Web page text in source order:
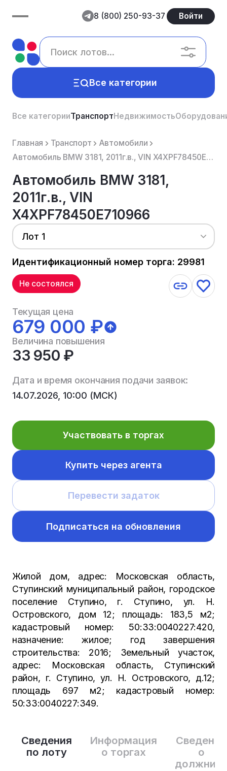
8 (800) 250-93-37 Войти
Все категории
Все категорииТранспортНедвижимость
Главная Транспорт
Автомобили
Автомобиль BMW 3181, 2011г.в., VIN X4XPF78450E710966
Автомобиль BMW 3181,
2011г.в., VIN
X4XPF78450E710966
Лот 1
Идентификационный номер торга: 29981
Сведения
по лоту
Информация
о торгах
Сведения
о
Не состоялся
Текущая цена
679 000 ₽
Величина повышения
33 950 ₽
Дата и время окончания подачи заявок:
14.07.2026, 10:00 (МСК)
Участвовать в торгах
Купить через агента
Перевести задаток
Подписаться на обновления
Жилой дом, адрес: Московская область,
Ступинский муниципальный район, городское
поселение Ступино, г. Ступино, ул. Н.
Островского, дом 12; площадь: 183,5 м2;
кадастровый номер: 50:33:0040227:420,
назначение: жилое; год завершения
строительства: 2016; Земельный участок,
адрес: Московская область, Ступинский
район, г. Ступино, ул. Н. Островского, д.12;
площадь 697 м2; кадастровый номер:
50:33:0040227:349.